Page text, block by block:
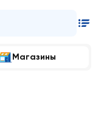
Магазины